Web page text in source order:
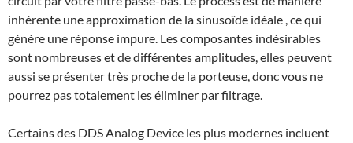
inhérente une approximation de la sinusoïde idéale , ce qui
génère une réponse impure. Les composantes indésirables
sont nombreuses et de différentes amplitudes, elles peuvent
aussi se présenter très proche de la porteuse, donc vous ne
pourrez pas totalement les éliminer par filtrage.
Certains des DDS Analog Device les plus modernes incluent